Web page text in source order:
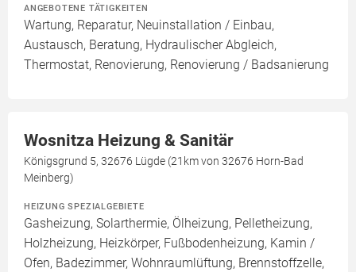
ANGEBOTENE TÄTIGKEITEN
Wartung, Reparatur, Neuinstallation / Einbau,
Austausch, Beratung, Hydraulischer Abgleich,
Thermostat, Renovierung, Renovierung / Badsanierung
Wosnitza Heizung & Sanitär
Königsgrund 5, 32676 Lügde (21km von 32676 Horn-Bad
Meinberg)
HEIZUNG SPEZIALGEBIETE
Gasheizung, Solarthermie, Ölheizung, Pelletheizung,
Holzheizung, Heizkörper, Fußbodenheizung, Kamin /
Ofen, Badezimmer, Wohnraumlüftung, Brennstoffzelle,